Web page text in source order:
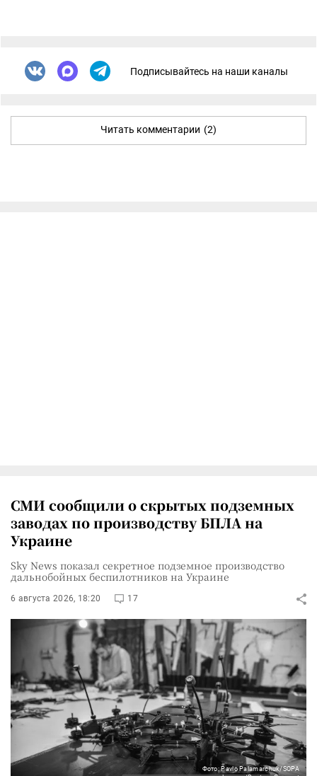
Подписывайтесь на наши каналы
Читать комментарии (2)
СМИ сообщили о скрытых подземных
заводах по производству БПЛА на
Украине
Sky News показал секретное подземное производство
дальнобойных беспилотников на Украине
6 августа 2026, 18:20 17
Фото: Pavlo Palamarchuk/SOPA